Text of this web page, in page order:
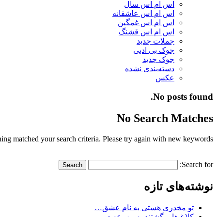
اس ام اس سال
اس ام اس عاشقانه
اس ام اس غمگین
اس ام اس قشنگ
جملات جدید
جوک بی ادبی
جوک جدید
دسته‌بندی نشده
عکس
No posts found.
No Search Matches
matched your search criteria. Please try again with new keywords.
Search for:
نوشته‌های تازه
تو مخدری هستی به نام عشق…